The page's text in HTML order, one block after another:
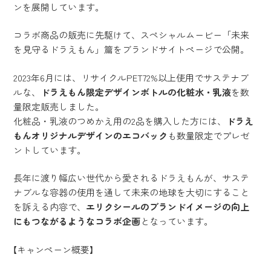
ンを展開しています。
コラボ商品の販売に先駆けて、スペシャルムービー「未来
を見守るドラえもん」篇をブランドサイトページで公開。
2023年6月には、リサイクルPET72%以上使用でサステナブ
ルな、
ドラえもん限定デザインボトルの化粧水・乳液を数
量限定販売しました。
化粧品・乳液のつめかえ用の2品を購入した方には、
ドラえ
もんオリジナルデザインのエコバック も数量限定でプレゼ
ントしています。
長年に渡り幅広い世代から愛されるドラえもんが、サステ
ナブルな容器の使用を通して未来の地球を大切にすること
を訴える内容で、 エリクシールのブランドイメージの向上
にもつながるようなコラボ企画となっています。
【キャンペーン概要】